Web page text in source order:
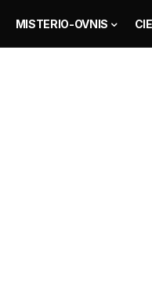
MISTERIO-OVNIS